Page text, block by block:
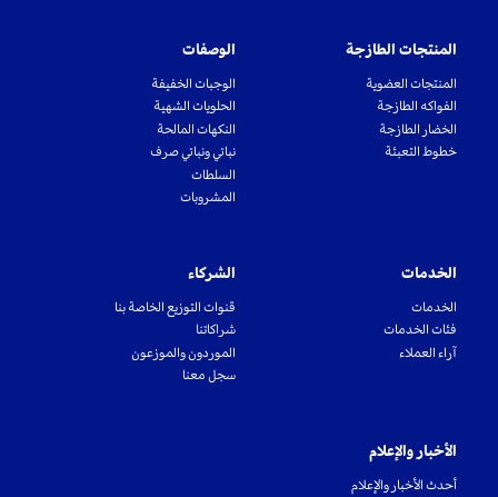
المنتجات الطازجة
المنتجات العضوية
الفواكه الطازجة
الخضار الطازجة
خطوط التعبئة
الوصفات
الوجبات الخفيفة
الحلويات الشهية
النكهات المالحة
نباتي ونباتي صرف
السلطات
المشروبات
الخدمات
الخدمات
فئات الخدمات
آراء العملاء
الشركاء
قنوات التوزيع الخاصة بنا
شراكاتنا
الموردون والموزعون
سجل معنا
الأخبار والإعلام
أحدث الأخبار والإعلام